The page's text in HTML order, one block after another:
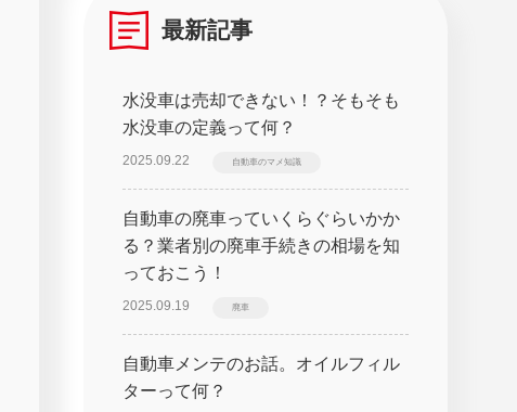
最新記事
水没車は売却できない！？そもそも
水没車の定義って何？
2025.09.22 自動車のマメ知識
自動車の廃車っていくらぐらいかか
る？業者別の廃車手続きの相場を知
っておこう！
2025.09.19 廃車
自動車メンテのお話。オイルフィル
ターって何？